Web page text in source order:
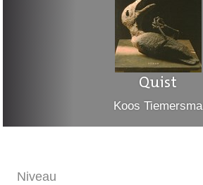
Quist
Koos Tiemersma
Niveau